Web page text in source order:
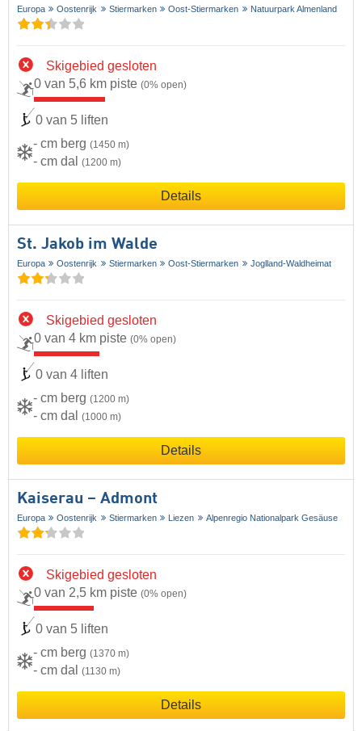
Europa Oostenrijk Stiermarken Oost-Stiermarken Natuurpark Almenland
Skigebied gesloten
0 van 5,6 km piste (0% open)
0 van 5 liften
- cm berg (1450 m)
- cm dal (1200 m)
Details
St. Jakob im Walde
Europa Oostenrijk Stiermarken Oost-Stiermarken Joglland-Waldheimat
Skigebied gesloten
0 van 4 km piste (0% open)
0 van 4 liften
- cm berg (1200 m)
- cm dal (1000 m)
Details
Kaiserau – Admont
Europa Oostenrijk Stiermarken Liezen Alpenregio Nationalpark Gesäuse
Skigebied gesloten
0 van 2,5 km piste (0% open)
0 van 5 liften
- cm berg (1370 m)
- cm dal (1130 m)
Details